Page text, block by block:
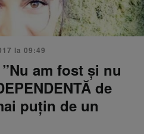
la 09:49
am fost și nu
de
puțin de un